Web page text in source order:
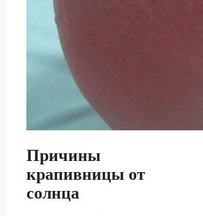
Причины
крапивницы от
солнца